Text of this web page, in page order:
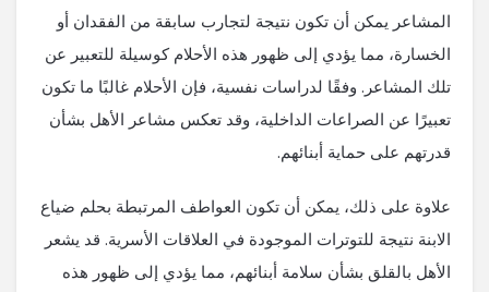
المشاعر يمكن أن تكون نتيجة لتجارب سابقة من الفقدان أو
الخسارة، مما يؤدي إلى ظهور هذه الأحلام كوسيلة للتعبير عن
تلك المشاعر. وفقًا لدراسات نفسية، فإن الأحلام غالبًا ما تكون
تعبيرًا عن الصراعات الداخلية، وقد تعكس مشاعر الأهل بشأن
قدرتهم على حماية أبنائهم.
علاوة على ذلك، يمكن أن تكون العواطف المرتبطة بحلم ضياع
الابنة نتيجة للتوترات الموجودة في العلاقات الأسرية. قد يشعر
الأهل بالقلق بشأن سلامة أبنائهم، مما يؤدي إلى ظهور هذه